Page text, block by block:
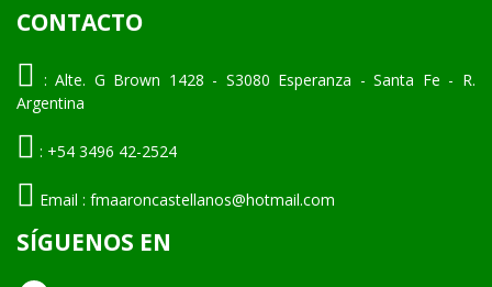
CONTACTO
: Alte. G Brown 1428 - S3080 Esperanza - Santa Fe - R.
Argentina
: +54 3496 42-2524
Email : fmaaroncastellanos@hotmail.com
SÍGUENOS EN